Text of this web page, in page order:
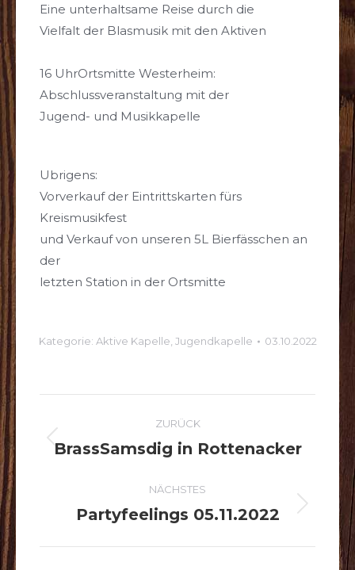
Eine unterhaltsame Reise durch die
Vielfalt der Blasmusik mit den Aktiven
16 UhrOrtsmitte Westerheim:
Abschlussveranstaltung mit der
Jugend- und Musikkapelle
Ubrigens:
Vorverkauf der Eintrittskarten fürs
Kreismusikfest
und Verkauf von unseren 5L Bierfässchen an
der
letzten Station in der Ortsmitte
Kategorie: Aktive Kapelle Jugendkapelle 03.10.2022
ZURÜCK
Vorheriger
BrassSamsdig in Rottenacker
NÄCHSTES
Nächster
Partyfeelings 05.11.2022